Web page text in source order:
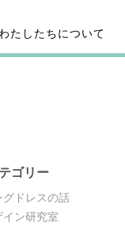
わたしたちについて
ゴリー
グドレスの話
イン研究室